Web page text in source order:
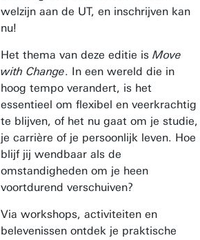
welzijn aan de UT, en inschrijven kan
nu!
Het thema van deze editie is Move
with Change. In een wereld die in
hoog tempo verandert, is het
essentieel om flexibel en veerkrachtig
te blijven, of het nu gaat om je studie,
je carrière of je persoonlijk leven. Hoe
blijf jij wendbaar als de
omstandigheden om je heen
voortdurend verschuiven?
Via workshops, activiteiten en
belevenissen ontdek je praktische